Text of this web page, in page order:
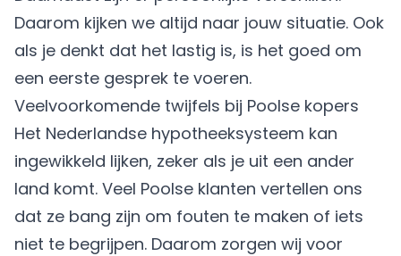
Daarom kijken we altijd naar jouw situatie. Ook
als je denkt dat het lastig is, is het goed om
een eerste gesprek te voeren.
Veelvoorkomende twijfels bij Poolse kopers
Het Nederlandse hypotheeksysteem kan
ingewikkeld lijken, zeker als je uit een ander
land komt. Veel Poolse klanten vertellen ons
dat ze bang zijn om fouten te maken of iets
niet te begrijpen. Daarom zorgen wij voor